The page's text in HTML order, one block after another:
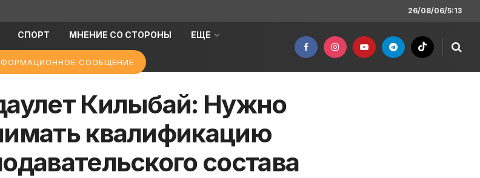
26/08/06/5:13
СПОРТ МНЕНИЕ СО СТОРОНЫ ЕЩЕ
СООБЩЕНИЕ
Килыбай: Нужно
квалификацию
состава